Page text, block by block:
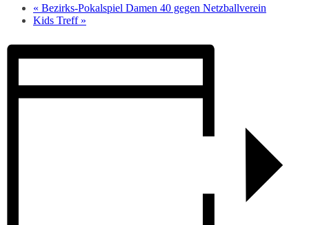
« Bezirks-Pokalspiel Damen 40 gegen Netzballverein
Kids Treff »